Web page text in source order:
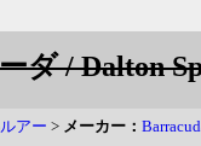
ダ / Dalton
アー > メーカー：